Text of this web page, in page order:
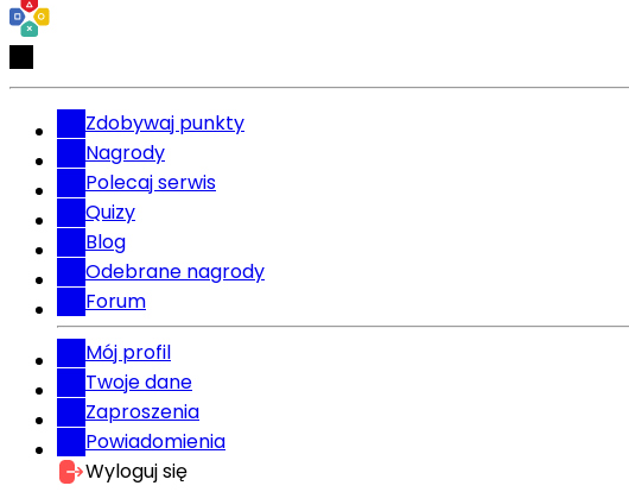
Zdobywaj punkty
Nagrody
Polecaj serwis
Quizy
Blog
Odebrane nagrody
Forum
Mój profil
Twoje dane
Zaproszenia
Powiadomienia
Wyloguj się